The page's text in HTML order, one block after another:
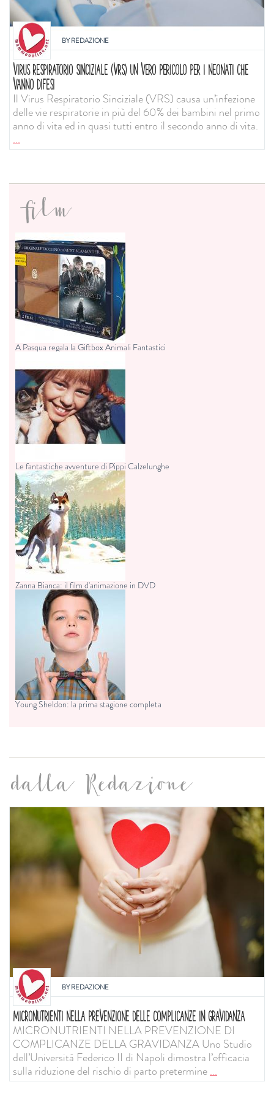
BYREDAZIONE
VIRUS RESPIRATORIO SINCIZIALE (VRS) UN VERO PERICOLO PER I NEONATI CHE
VANNO DIFESI
Il Virus Respiratorio Sinciziale (VRS) causa un’infezione
delle vie respiratorie in più del 60% dei bambini nel primo
anno di vita ed in quasi tutti entro il secondo anno di vita.
...
film
A Pasqua regala la Giftbox Animali Fantastici
Le fantastiche avventure di Pippi Calzelunghe
Zanna Bianca: il film d'animazione in DVD
Young Sheldon: la prima stagione completa
dalla Redazione
BYREDAZIONE
MICRONUTRIENTI NELLA PREVENZIONE DELLE COMPLICANZE IN GRAVIDANZA
MICRONUTRIENTI NELLA PREVENZIONE DI
COMPLICANZE DELLA GRAVIDANZA Uno Studio
dell’Università Federico II di Napoli dimostra l’efficacia
sulla riduzione del rischio di parto pretermine...